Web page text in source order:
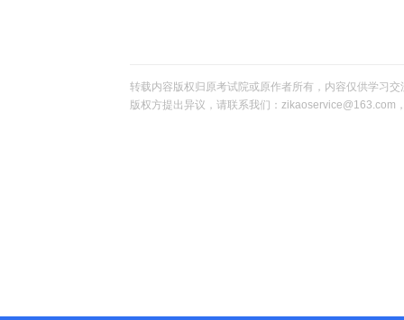
转载内容版权归原考试院或原作者所有，内容仅供学习
版权方提出异议，请联系我们：zikaoservice@163.com